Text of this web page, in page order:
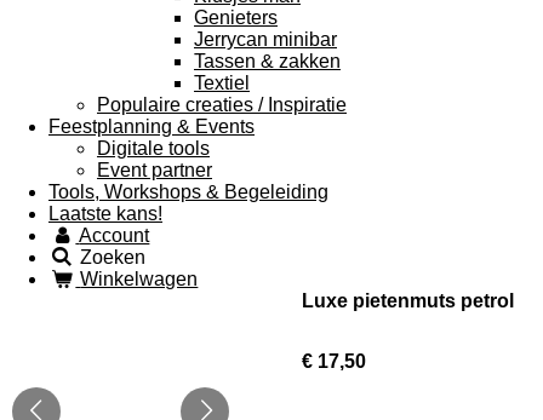
Genieters
Jerrycan minibar
Tassen & zakken
Textiel
Populaire creaties / Inspiratie
Feestplanning & Events
Digitale tools
Event partner
Tools, Workshops & Begeleiding
Laatste kans!
Account
Zoeken
Winkelwagen
Luxe pietenmuts petrol
€ 17,50